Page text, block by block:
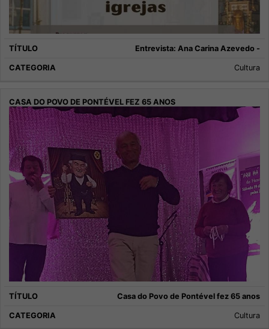
Entrevista: Ana Carina Azevedo -
Cultura
Casa do Povo de Pontével fez 65 anos
Cultura